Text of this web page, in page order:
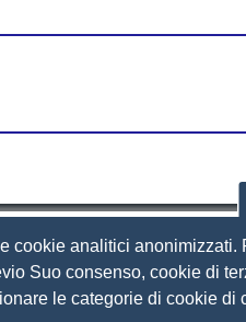
di Brescia
cookie analitici
Suo consenso, cookie di
le categorie di cookie